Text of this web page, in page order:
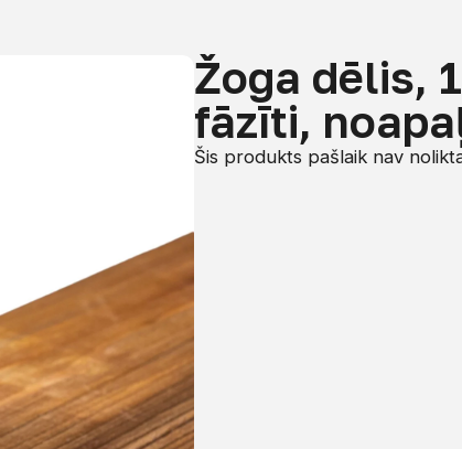
Žoga dēlis,
fāzīti,
Šis produkts pašlaik nav